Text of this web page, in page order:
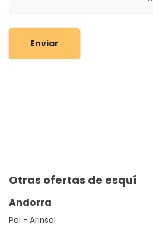
Enviar
Otras ofertas de esquí
Andorra
Pal - Arinsal